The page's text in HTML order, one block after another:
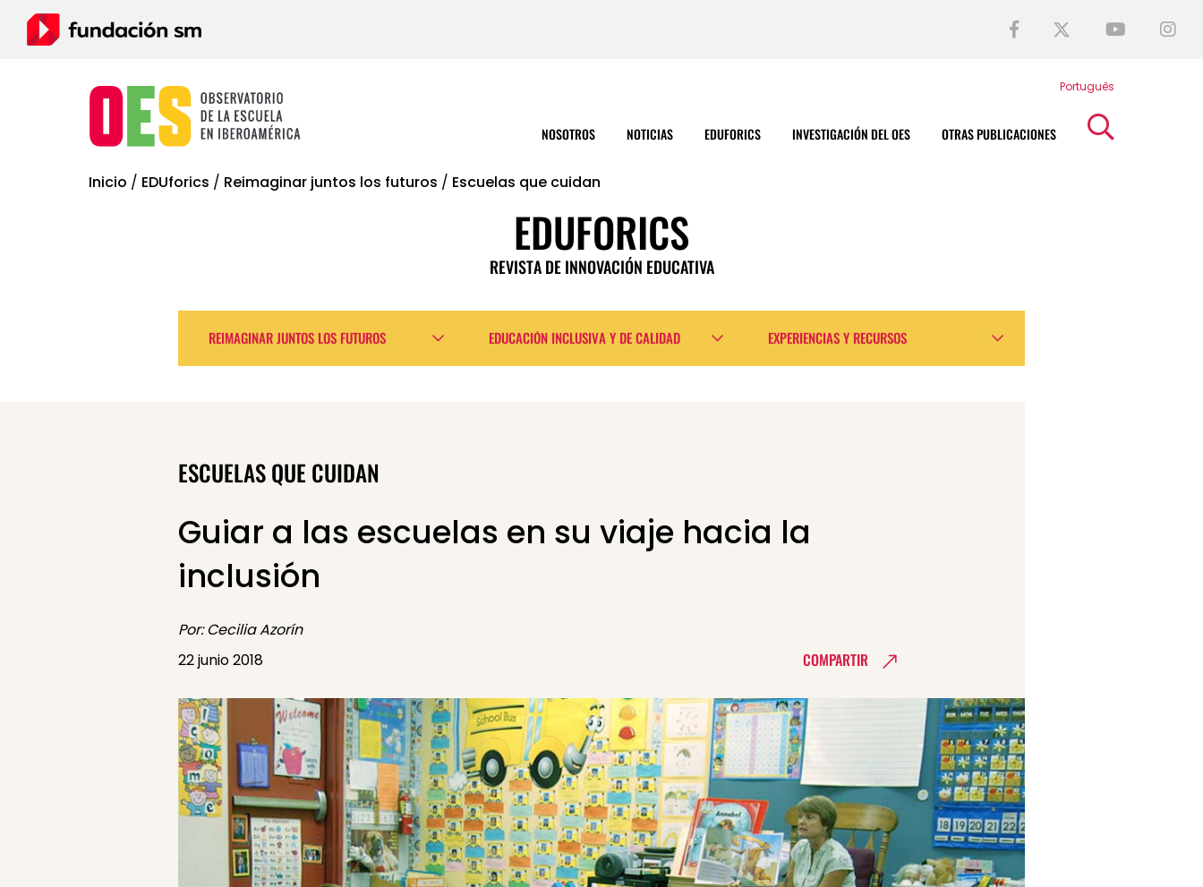
NOSOTROS NOTICIAS EDUFORICS INVESTIGACIÓN DEL OES OTRAS PUBLICACIONES
Português
Inicio / EDUforics / Reimaginar juntos los futuros / Escuelas que cuidan
EDUFORICS
REVISTA DE INNOVACIÓN EDUCATIVA
REIMAGINAR JUNTOS LOS FUTUROS EDUCACIÓN INCLUSIVA Y DE CALIDAD EXPERIENCIAS Y RECURSOS
ESCUELAS QUE CUIDAN
Guiar a las escuelas en su viaje hacia la
inclusión
Por: Cecilia Azorín
22 junio 2018
COMPARTIR